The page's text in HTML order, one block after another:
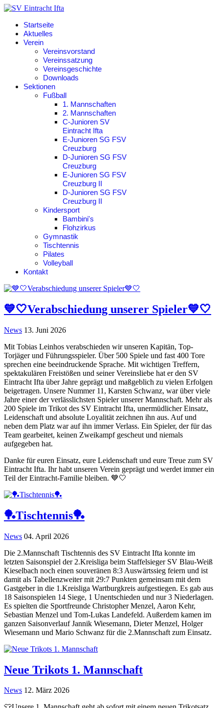
Startseite
Aktuelles
Verein
Vereinsvorstand
Vereinssatzung
Vereinsgeschichte
Downloads
Sektionen
Fußball
1. Mannschaften
2. Mannschaften
C-Junioren SV
Eintracht Ifta
E-Junioren SG FSV
Creuzburg
D-Junioren SG FSV
Creuzburg
E-Junioren SG FSV
Creuzburg II
D-Junioren SG FSV
Creuzburg II
Kindersport
Bambini's
Flohzirkus
Gymnastik
Tischtennis
Pilates
Volleyball
Kontakt
💙🤍Verabschiedung unserer Spieler💙🤍
News 13. Juni 2026
Mit Tobias Leinhos verabschieden wir unseren Kapitän, Top-
Torjäger und Führungsspieler. Über 500 Spiele und fast 400 Tore
sprechen eine beeindruckende Sprache. Mit wichtigen Treffern,
spektakulären Freistößen und seiner Vereinsliebe hat er den SV
Eintracht Ifta über Jahre geprägt und maßgeblich zu vielen Erfolgen
beigetragen. Unsere Nummer 11, Karsten Schwanz, war über viele
Jahre einer der verlässlichsten Spieler unserer Mannschaft. Mehr als
200 Spiele im Trikot des SV Eintracht Ifta, unermüdlicher Einsatz,
Leidenschaft und absolute Loyalität zeichnen ihn aus. Auf und
neben dem Platz war auf ihn immer Verlass. Ein Spieler, der für das
Team gearbeitet, keinen Zweikampf gescheut und niemals
aufgegeben hat.
Danke für euren Einsatz, eure Leidenschaft und eure Treue zum SV
Eintracht Ifta. Ihr habt unseren Verein geprägt und werdet immer ein
Teil der Eintracht-Familie bleiben. 💙🤍
🏓Tischtennis🏓
News 04. April 2026
Die 2.Mannschaft Tischtennis des SV Eintracht Ifta konnte im
letzten Saisonspiel der 2.Kreisliga beim Staffelsieger SV Blau-Weiß
Kieselbach noch einen souveränen 8:3 Auswärtssieg feiern und ist
damit als Tabellenzweiter mit 29:7 Punkten gemeinsam mit dem
Gastgeber in die 1.Kreisliga Wartburgkreis aufgestiegen. Es gab aus
18 Saisonspielen 14 Siege, 1 Unentschieden und nur 3 Niederlagen.
Es spielten die Sportfreunde Christopher Menzel, Aaron Kehr,
Sebastian Menzel und Tom-Lukas Landefeld. Außerdem kamen im
ganzen Saisonverlauf Jannik Wiesemann, Dieter Menzel, Holger
Wiesemann und Mario Schwanz für die 2.Mannschaft zum Einsatz.
Neue Trikots 1. Mannschaft
News 12. März 2026